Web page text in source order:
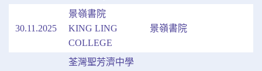
30.11.2025
景嶺書院
KING LING
COLLEGE
景嶺書院
荃灣聖芳濟中學